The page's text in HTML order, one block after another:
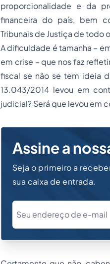
proporcionalidade e da
financeira do país, bem
Tribunais de Justiça de todo
A dificuldade é tamanha –
em crise – que nos faz
fiscal se não se tem ideia
13.043/2014 levou em
judicial? Será que levou em
Assine a
Seja o primeiro a
sua caixa de entrada.